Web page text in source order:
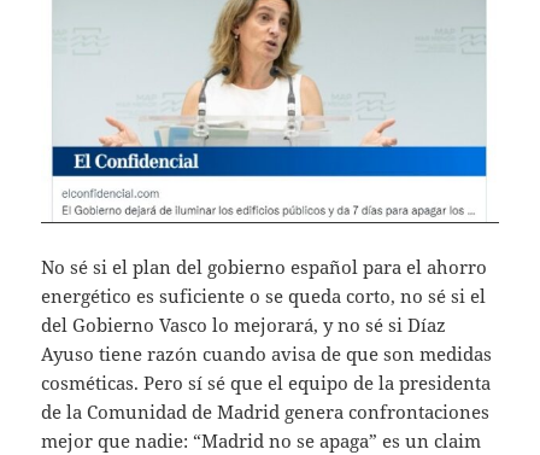
No sé si el plan del gobierno español para el ahorro
energético es suficiente o se queda corto, no sé si el
del Gobierno Vasco lo mejorará, y no sé si Díaz
Ayuso tiene razón cuando avisa de que son medidas
cosméticas. Pero sí sé que el equipo de la presidenta
de la Comunidad de Madrid genera confrontaciones
mejor que nadie: “Madrid no se apaga” es un claim